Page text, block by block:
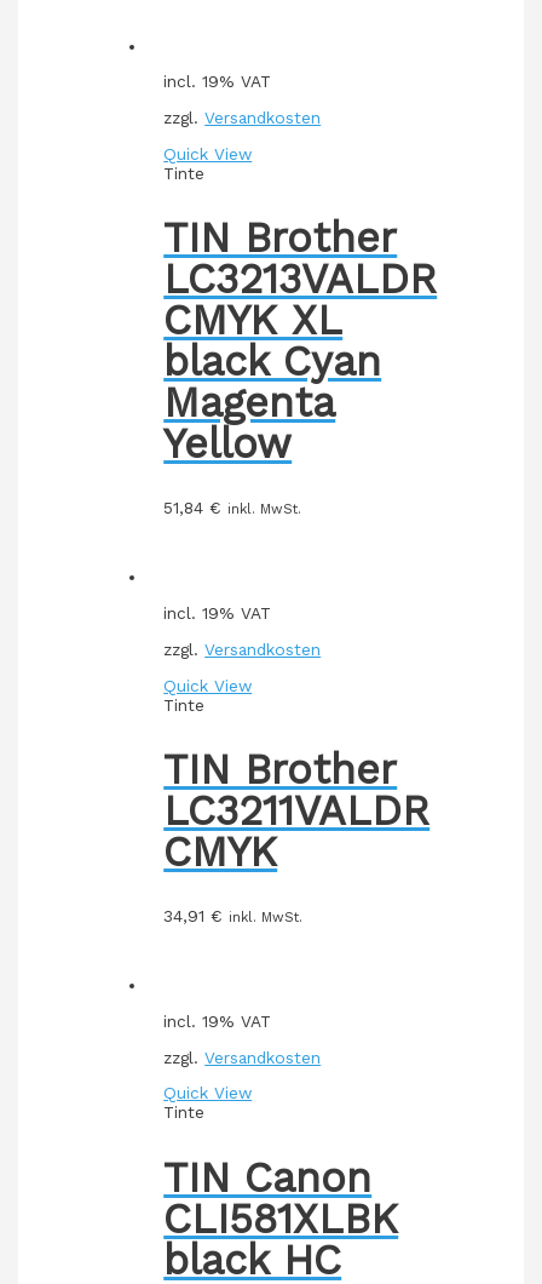
incl. 19% VAT
zzgl.Versandkosten
Quick View
Tinte
TIN Brother
LC3213VALDR
CMYK XL
black Cyan
Magenta
Yellow
51,84€ inkl. MwSt.
incl. 19% VAT
zzgl.Versandkosten
Quick View
Tinte
TIN Brother
LC3211VALDR
CMYK
34,91€ inkl. MwSt.
incl. 19% VAT
zzgl.Versandkosten
Quick View
Tinte
TIN Canon
CLI581XLBK
black HC